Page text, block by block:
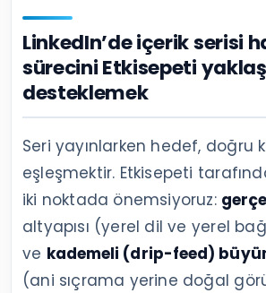
LinkedIn’de içerik serisi
sürecini Etkisepeti
desteklemek
Seri yayınlarken hedef, doğru
eşleşmektir. Etkisepeti
iki noktada önemsiyoruz:
altyapısı (yerel dil ve yerel
ve kademeli (drip-feed)
(ani sıçrama yerine doğal